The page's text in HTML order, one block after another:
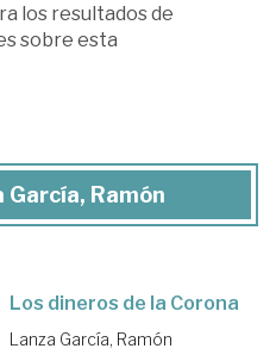
los resultados de
sobre esta
Ramón
Los dineros de la Corona
Lanza García, Ramón